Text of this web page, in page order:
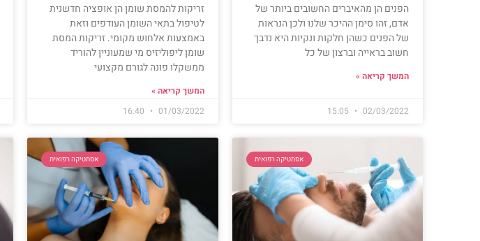
הפנים הן מהאיברים החשובים ביותר של
אדם, זהו סימן ההיכר שלנו ולכן הנראות
של הפנים כשהן חלקות ונקיות היא נדבך
חשוב בראייה וברצון של כל
המשך קריאה »
02/03/2022
זריקות להמסת שומן הן אופציה חדשנית
לטיפול בתאי השומן העודפים וזאת
באמצעות אלחוש מקומי. זריקות המסת
שומן ליפוליזיס מי שמעוניין להוריד
ממשקלו פונה לגורם מקצועי
המשך קריאה »
01/03/2022
אסתטיקה רפואית אסתטיקה רפואית